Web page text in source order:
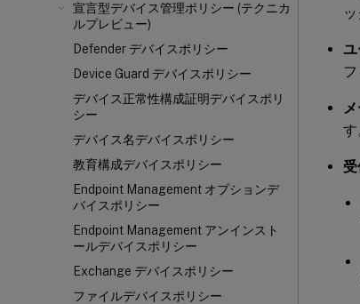
宣言型デバイス管理ポリシー (テクニカ
ルプレビュー)
Defender デバイスポリシー
Device Guard デバイスポリシー
デバイス正常性構成証明デバイスポリ
シー
デバイス名デバイスポリシー
教育構成デバイスポリシー
Endpoint Management オプションデ
バイスポリシー
Endpoint Management アンインスト
ールデバイスポリシー
Exchange デバイスポリシー
ファイルデバイスポリシー
ユ
す